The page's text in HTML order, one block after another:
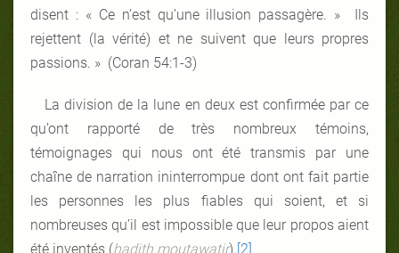
disent : « Ce n’est qu’une illusion passagère. » Ils
rejettent (la vérité) et ne suivent que leurs propres
passions. » (Coran 54:1-3)
La division de la lune en deux est confirmée par ce
qu’ont rapporté de très nombreux témoins,
témoignages qui nous ont été transmis par une
chaîne de narration ininterrompue dont ont fait partie
les personnes les plus fiables qui soient, et si
nombreuses qu’il est impossible que leur propos aient
été inventés (hadith moutawatir). [2]